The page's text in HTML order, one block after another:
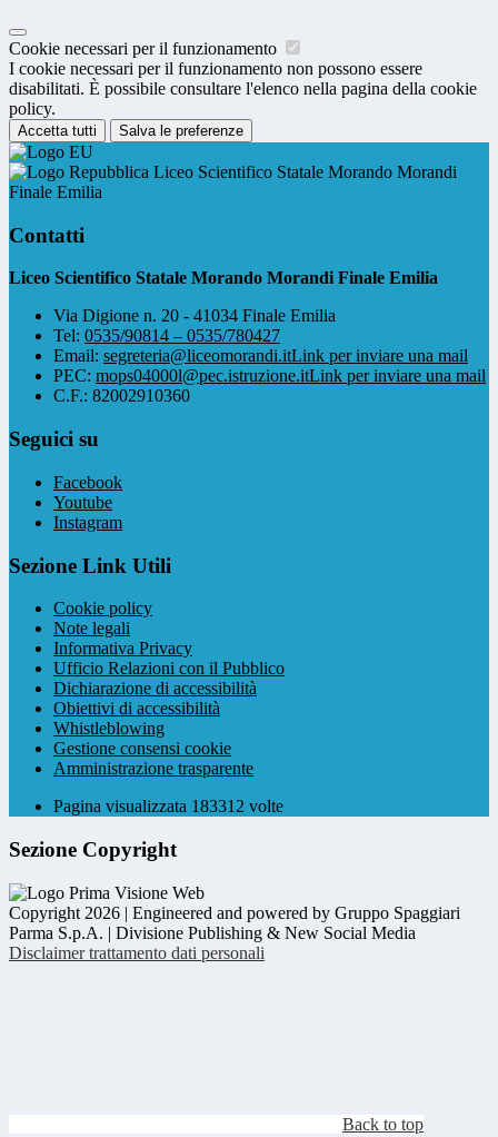
Cookie necessari per il funzionamento
I cookie necessari per il funzionamento non possono essere
disabilitati. È possibile consultare l'elenco nella pagina della cookie
policy.
Accetta tutti Salva le preferenze
Liceo Scientifico Statale Morando Morandi
Finale Emilia
Contatti
Liceo Scientifico Statale Morando Morandi Finale Emilia
Via Digione n. 20 - 41034 Finale Emilia
Tel: 0535/90814 – 0535/780427
Email: segreteria@liceomorandi.itLink per inviare una mail
PEC: mops04000l@pec.istruzione.itLink per inviare una mail
C.F.: 82002910360
Seguici su
Facebook
Youtube
Instagram
Sezione Link Utili
Cookie policy
Note legali
Informativa Privacy
Ufficio Relazioni con il Pubblico
Dichiarazione di accessibilità
Obiettivi di accessibilità
Whistleblowing
Gestione consensi cookie
Amministrazione trasparente
Pagina visualizzata 183312 volte
Sezione Copyright
Copyright 2026 | Engineered and powered by Gruppo Spaggiari
Parma S.p.A. | Divisione Publishing & New Social Media
Disclaimer trattamento dati personali
Back to top